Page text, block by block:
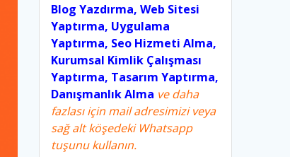
Blog Yazdırma, Web Sitesi
Yaptırma, Uygulama
Yaptırma, Seo Hizmeti Alma,
Kurumsal Kimlik Çalışması
Yaptırma, Tasarım Yaptırma,
Danışmanlık Alma ve daha
fazlası için mail adresimizi veya
sağ alt köşedeki Whatsapp
tuşunu kullanın.